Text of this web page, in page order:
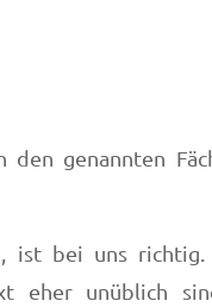
genannten
ist bei uns
eher unüblich